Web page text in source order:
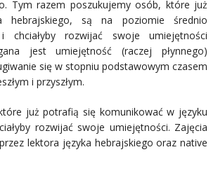
Tym razem poszukujemy osób, które już
hebrajskiego, są na poziomie średnio
i chciałyby rozwijać swoje umiejętności
jest umiejętność (raczej płynnego)
się w stopniu podstawowym czasem
i przyszłym.
już potrafią się komunikować w języku
rozwijać swoje umiejętności. Zajęcia
lektora języka hebrajskiego oraz native